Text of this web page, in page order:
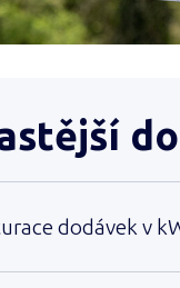
dodávek v